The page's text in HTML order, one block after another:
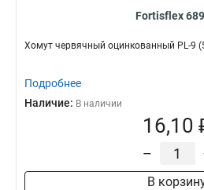
Fortisflex
Хомут червячный оцинкованный PL-9
Подробнее
Наличие: В наличии
16,10
–
В